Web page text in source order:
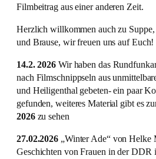
Filmbeitrag aus einer anderen Zeit.
Herzlich willkommen auch zu
und Brause, wir freuen uns auf Euch!
14.2. 2026 Wir haben das
nach Filmschnippseln aus
und Heiligenthal gebeten- ein paar
gefunden, weiteres Material gibt es
2026zu sehen
27.02.2026 „Winter Ade“ von Helke
Geschichten von Frauen in der DDR